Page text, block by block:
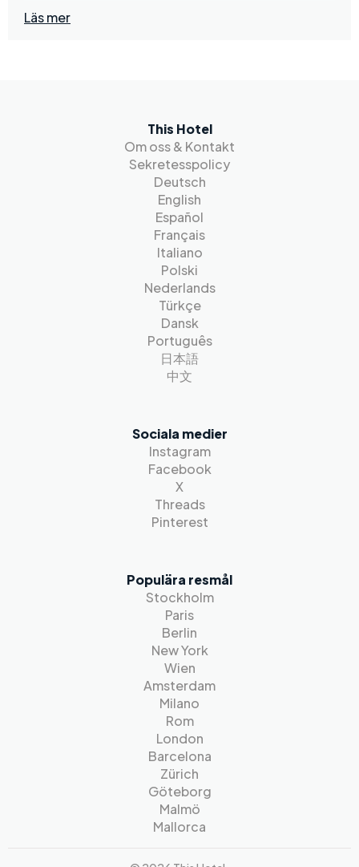
Läs mer
This Hotel
Om oss & Kontakt
Sekretesspolicy
Deutsch
English
Español
Français
Italiano
Polski
Nederlands
Türkçe
Dansk
Português
日本語
中文
Sociala medier
Instagram
Facebook
X
Threads
Pinterest
Populära resmål
Stockholm
Paris
Berlin
New York
Wien
Amsterdam
Milano
Rom
London
Barcelona
Zürich
Göteborg
Malmö
Mallorca